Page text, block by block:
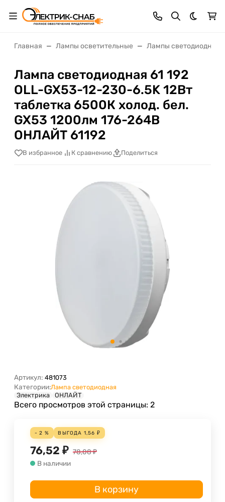
Темная
Главная Лампы осветительные Лампы светодиодные
Лампа светодиодная 61 192
OLL-GX53-12-230-6.5K 12Вт
таблетка 6500К холод. бел.
GX53 1200лм 176-264В
ОНЛАЙТ 61192
В избранное К сравнению Поделиться
Артикул: 481073
Категории:Лампа светодиодная
Электрика
ОНЛАЙТ
Всего просмотров этой страницы: 2
- 2 % ВЫГОДА 1,56 ₽
76,52 ₽ 78,08₽
В наличии
В корзину